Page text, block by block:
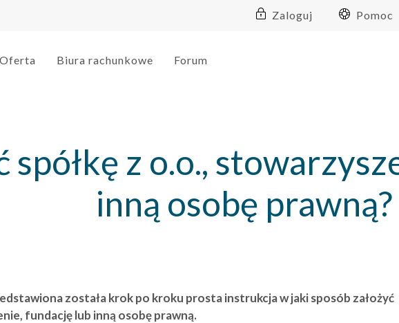
Pomoc
Zaloguj
Oferta Biura rachunkowe Forum
spółkę z o.o.,
inną osobę prawną?
została krok po kroku prosta instrukcja w jaki sposób założyć
fundację lub inną osobę prawną.